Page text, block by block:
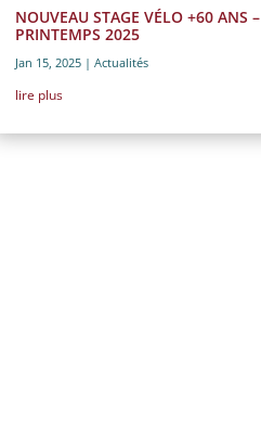
NOUVEAU STAGE VÉLO +60 ANS –
PRINTEMPS 2025
Jan 15, 2025| Actualités
lire plus